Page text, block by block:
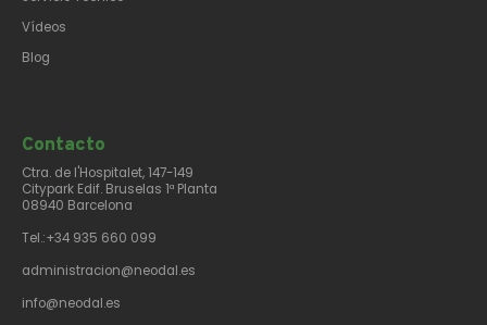
Vídeos
Blog
Contacto​
Ctra. de l'Hospitalet, 147-149
Citypark Edif. Bruselas 1ª Planta
08940 Barcelona
Tel.:+34 935 660 099
administracion@neodal.es
info@neodal.es